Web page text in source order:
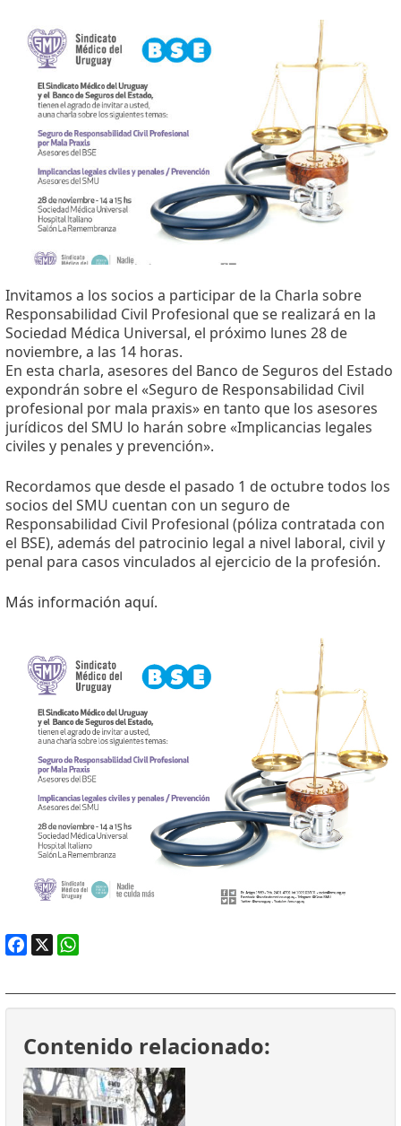
Invitamos a los socios a participar de la Charla sobre
Responsabilidad Civil Profesional que se realizará en la
Sociedad Médica Universal, el próximo lunes 28 de
noviembre, a las 14 horas.
En esta charla, asesores del Banco de Seguros del Estado
expondrán sobre el «Seguro de Responsabilidad Civil
profesional por mala praxis» en tanto que los asesores
jurídicos del SMU lo harán sobre «Implicancias legales
civiles y penales y prevención».
Recordamos que desde el pasado 1 de octubre todos los
socios del SMU cuentan con un seguro de
Responsabilidad Civil Profesional (póliza contratada con
el BSE), además del patrocinio legal a nivel laboral, civil y
penal para casos vinculados al ejercicio de la profesión.
Más información aquí.
Contenido relacionado: